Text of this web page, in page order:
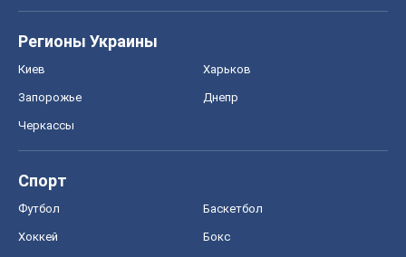
Регионы Украины
Киев Харьков
Запорожье Днепр
Черкассы
Спорт
Футбол Баскетбол
Хоккей Бокс